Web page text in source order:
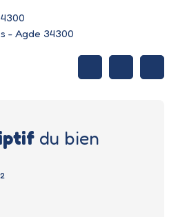
- Agde 34300
du bien